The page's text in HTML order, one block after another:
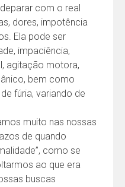
com o real
dores, impotência
Ela pode ser
impaciência,
agitação motora,
bem como
fúria, variando de
muito nas nossas
de quando
como se
ao que era
buscas